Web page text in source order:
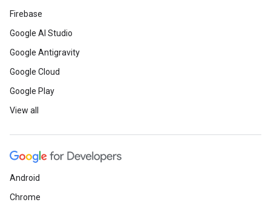
Firebase
Google AI Studio
Google Antigravity
Google Cloud
Google Play
View all
Android
Chrome